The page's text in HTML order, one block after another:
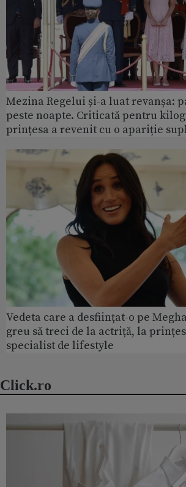
Mezina Regelui și-a luat revanșa:
peste noapte. Criticată pentru
prințesa a revenit cu o apariție
Vedeta care a desființat-o pe
greu să treci de la actriță, la
specialist de lifestyle
Click.ro